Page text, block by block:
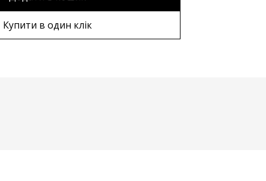
Купити в один клік